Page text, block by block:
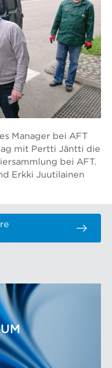
Manager bei AFT
mit Pertti Jäntti die
bei AFT.
Erkki Juutilainen